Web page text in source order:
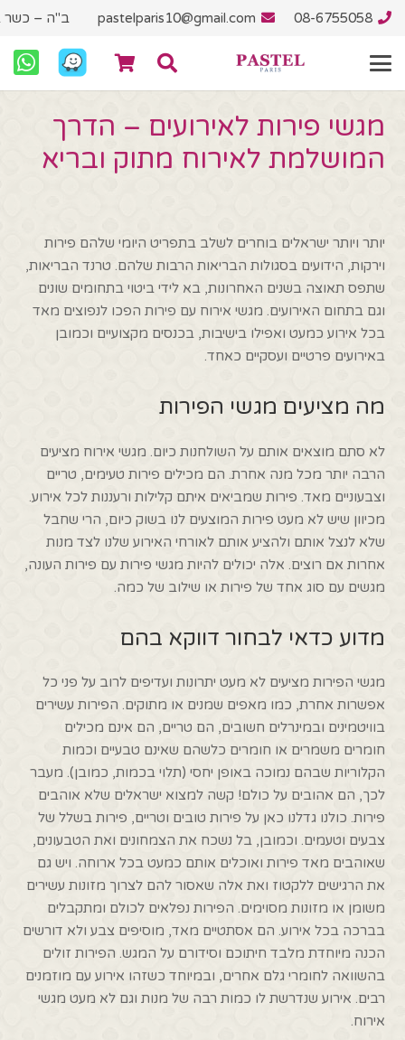
08-6755058
pastelparis10@gmail.com ב"ה – כשר
מגשי פירות לאירועים – הדרך
המושלמת לאירוח מתוק ובריא
יותר ויותר ישראלים בוחרים לשלב בתפריט היומי שלהם פירות
וירקות, הידועים בסגולות הבריאות הרבות שלהם. טרנד הבריאות,
שתפס תאוצה בשנים האחרונות, בא לידי ביטוי בתחומים שונים
וגם בתחום האירועים. מגשי אירוח עם פירות הפכו לנפוצים מאד
בכל אירוע כמעט ואפילו בישיבות, בכנסים מקצועיים וכמובן
באירועים פרטיים ועסקיים כאחד.
מה מציעים מגשי הפירות
לא סתם מוצאים אותם על השולחנות כיום. מגשי אירוח מציעים
הרבה יותר מכל מנה אחרת. הם מכילים פירות טעימים, טריים
וצבעוניים מאד. פירות שמביאים איתם קלילות ורעננות לכל אירוע.
מכיוון שיש לא מעט פירות המוצעים לנו בשוק כיום, הרי שחבל
שלא לנצל אותם ולהציע אותם לאורחי האירוע שלנו לצד מנות
אחרות אם רוצים. אלה יכולים להיות מגשי פירות עם פירות העונה,
מגשים עם סוג אחד של פירות או שילוב של כמה.
מדוע כדאי לבחור דווקא בהם
מגשי הפירות מציעים לא מעט יתרונות ועדיפים לרוב על פני כל
אפשרות אחרת, כמו מאפים שמנים או מתוקים. הפירות עשירים
בוויטמינים ובמינרלים חשובים, הם טריים, הם אינם מכילים
חומרים משמרים או חומרים כלשהם שאינם טבעיים וכמות
הקלוריות שבהם נמוכה באופן יחסי (תלוי בכמות, כמובן). מעבר
לכך, הם אהובים על כולם! קשה למצוא ישראלים שלא אוהבים
פירות. כולנו גדלנו כאן על פירות טובים וטריים, פירות בשלל של
צבעים וטעמים. וכמובן, בל נשכח את הצמחונים ואת הטבעונים,
שאוהבים מאד פירות ואוכלים אותם כמעט בכל ארוחה. ויש גם
את הרגישים ללקטוז ואת אלה שאסור להם לצרוך מזונות עשירים
משומן או מזונות מסוימים. הפירות נפלאים לכולם ומתקבלים
בברכה בכל אירוע. הם אסתטיים מאד, מוסיפים צבע ולא דורשים
הכנה מיוחדת מלבד חיתוכם וסידורם על המגש. הפירות זולים
בהשוואה לחומרי גלם אחרים, ובמיוחד כשזהו אירוע עם מוזמנים
רבים. אירוע שנדרשת לו כמות רבה של מנות וגם לא מעט מגשי
אירוח.